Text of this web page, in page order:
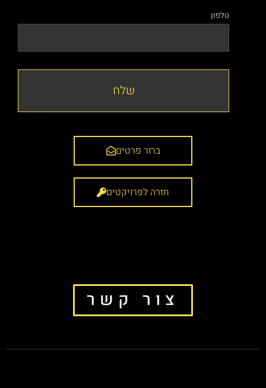
טלפון
שלח
ברור פרטים
חזרה לפרויקטים
צור קשר